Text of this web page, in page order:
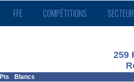
FFE COMPÉTITIONS
259
Pts
Blancs